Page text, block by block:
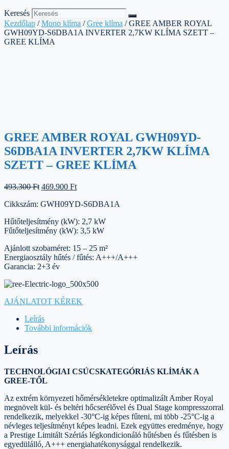
Keresés
Kezdőlap /Mono klíma /Gree klíma / GREE AMBER ROYAL
GWH09YD-S6DBA1A INVERTER 2,7KW KLÍMA SZETT –
GREE KLÍMA
GREE AMBER ROYAL GWH09YD-
S6DBA1A INVERTER 2,7KW KLÍMA
SZETT – GREE KLÍMA
493.300Ft Original
was:
469.900 FtCurrent
is:
Cikkszám: GWH09YD-S6DBA1A
Hűtőteljesítmény (kW): 2,7 kW
Fűtőteljesítmény (kW): 3,5 kW
Ajánlott szobaméret: 15 – 25 m²
Energiaosztály hűtés / fűtés: A+++/A+++
Garancia: 2+3 év
AJÁNLATOT KÉREK
Leírás
További információk
Leírás
TECHNOLÓGIAI CSÚCSKATEGÓRIÁS KLÍMÁK A
GREE-TŐL
Az extrém környezeti hőmérsékletekre optimalizált Amber Royal
megnövelt kül- és beltéri hőcserélővel és Dual Stage kompresszorral
rendelkezik, melyekkel -30°C-ig képes fűteni, mi több -25°C-ig a
névleges teljesítményt képes leadni. Ezek együttes eredménye, hogy
a Prestige Limitált Szériás légkondicionáló hűtésben és fűtésben is
egyedülálló, A+++ energiahatékonysággal rendelkezik.